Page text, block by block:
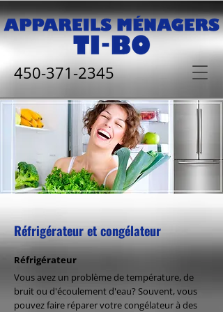
450-371-2345
Réfrigérateur et congélateur
Réfrigérateur
Vous avez un problème de température, de
bruit ou d'écoulement d'eau? Souvent, vous
pouvez faire réparer votre congélateur à des